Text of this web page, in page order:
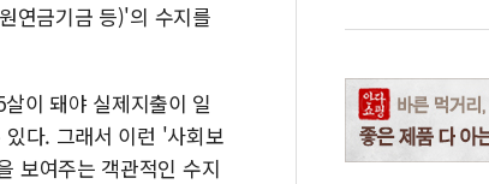
연금기금 등)'의 수지를
이 돼야 실제지출이 일
다. 그래서 이런 '사회보
보여주는 객관적인 수지